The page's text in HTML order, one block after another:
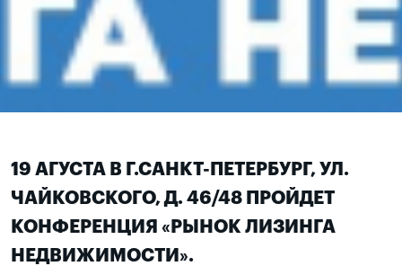
19 АГУСТА В Г.САНКТ-ПЕТЕРБУРГ, УЛ.
ЧАЙКОВСКОГО, Д. 46/48 ПРОЙДЕТ
КОНФЕРЕНЦИЯ «РЫНОК ЛИЗИНГА
НЕДВИЖИМОСТИ».